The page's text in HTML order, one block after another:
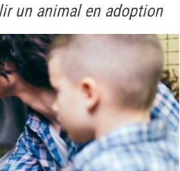
un animal en adoption